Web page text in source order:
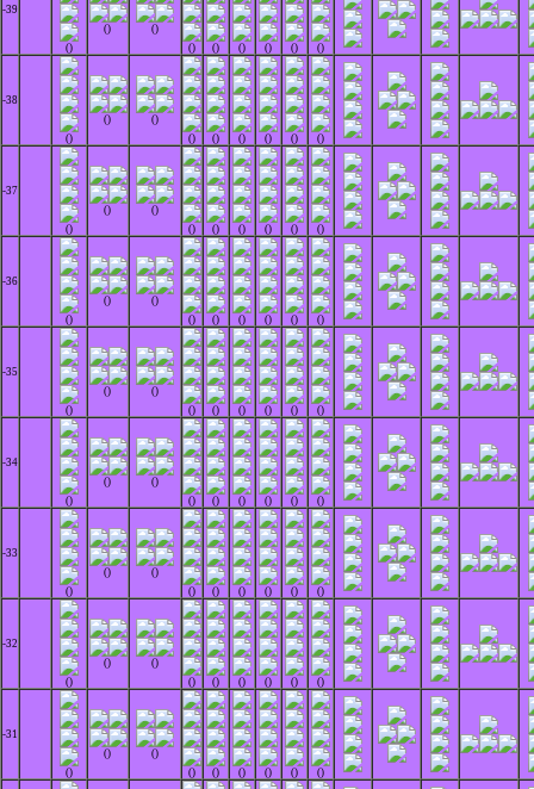
-39
()
()
()
()
() () () () ()
-38
()
()
()
()
() () () () ()
-37
()
()
()
()
() () () () ()
-36
()
()
()
()
() () () () ()
-35
()
()
()
()
() () () () ()
-34
()
()
()
()
() () () () ()
-33
()
()
()
()
() () () () ()
-32
()
()
()
()
() () () () ()
-31
()
()
()
()
() () () () ()